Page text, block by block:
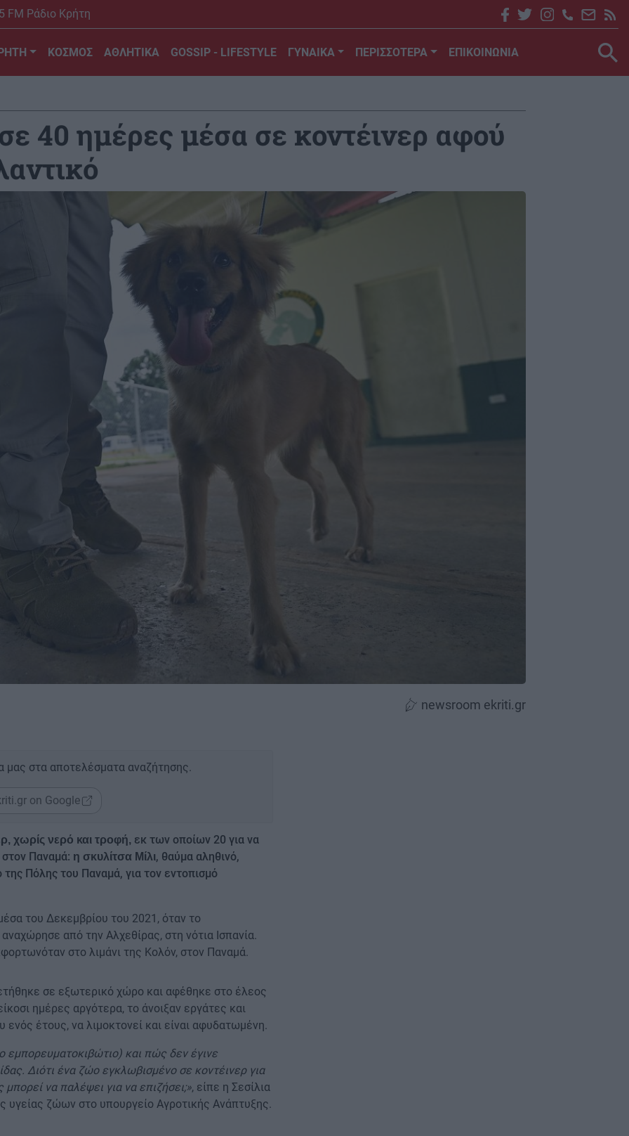
FM Ράδιο Κρήτη
ΚΟΣΜΟΣ ΑΘΛΗΤΙΚΑ GOSSIP - LIFESTYLE ΓΥΝΑΙΚΑ ΠΕΡΙΣΣΟΤΕΡΑ ΕΠΙΚΟΙΝΩΝΙΑ
40 ημέρες μέσα σε κοντέινερ αφού
newsroom ekriti.gr
μας στα αποτελέσματα αναζήτησης.
on Google
χωρίς νερό και τροφή, εκ των οποίων 20 για να
στον Παναμά: η σκυλίτσα Μίλι, θαύμα αληθινό,
Πόλης του Παναμά, για τον εντοπισμό
του Δεκεμβρίου του 2021, όταν το
από την Αλχεθίρας, στη νότια Ισπανία.
στο λιμάνι της Κολόν, στον Παναμά.
σε εξωτερικό χώρο και αφέθηκε στο έλεος
ημέρες αργότερα, το άνοιξαν εργάτες και
ενός έτους, να λιμοκτονεί και είναι αφυδατωμένη.
και πώς δεν έγινε
Διότι ένα ζώο εγκλωβισμένο σε κοντέινερ για
να παλέψει για να επιζήσει;», είπε η Σεσίλια
υγείας ζώων στο υπουργείο Αγροτικής Ανάπτυξης.